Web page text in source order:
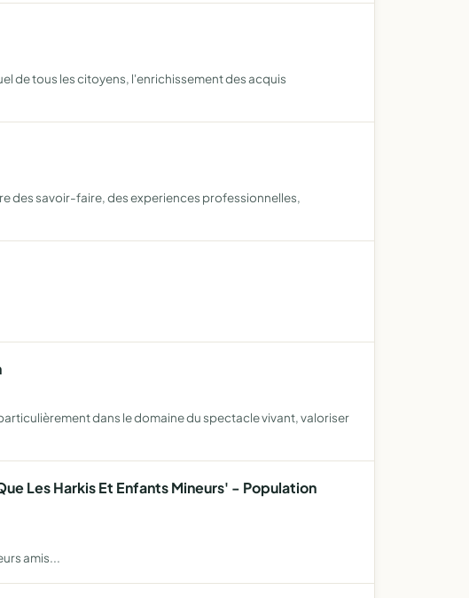
de tous les citoyens, l'enrichissement des acquis
des savoir-faire, des experiences professionnelles,
dans le domaine du spectacle vivant, valoriser
Les Harkis Et Enfants Mineurs' - Population
amis...